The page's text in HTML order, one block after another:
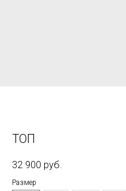
ТОП
32 900 руб.
Размер